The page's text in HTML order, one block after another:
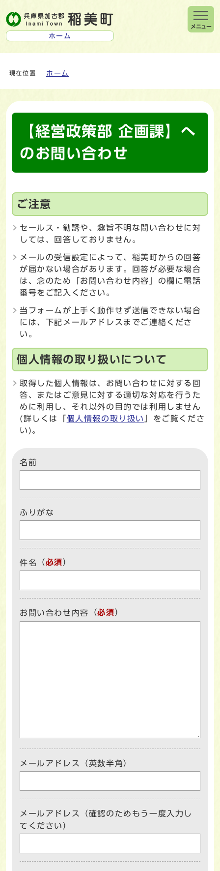
ホーム
メニュー
現在位置 ホーム
【経営政策部 企画課】へ
のお問い合わせ
ご注意
セールス・勧誘や、趣旨不明な問い合わせに対
しては、回答しておりません。
メールの受信設定によって、稲美町からの回答
が届かない場合があります。回答が必要な場合
は、念のため「お問い合わせ内容」の欄に電話
番号をご記入ください。
当フォームが上手く動作せず送信できない場合
には、下記メールアドレスまでご連絡くださ
い。
個人情報の取り扱いについて
取得した個人情報は、お問い合わせに対する回
答、またはご意見に対する適切な対応を行うた
めに利用し、それ以外の目的では利用しません
(詳しくは「個人情報の取り扱い
」をご覧くださ
い)。
名前
ふりがな
件名 （必須）
お問い合わせ内容 （必須）
メールアドレス（英数半角）
メールアドレス（確認のためもう一度入力し
てください）